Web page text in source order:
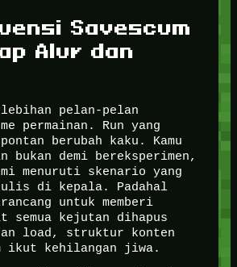
Savescum
Alur dan
pelan-pelan
permainan. Run yang
berubah kaku. Kamu
bukan demi bereksperimen,
menuruti skenario yang
tulis di kepala. Padahal
untuk memberi
semua kejutan dihapus
load, struktur konten
ikut kehilangan jiwa.